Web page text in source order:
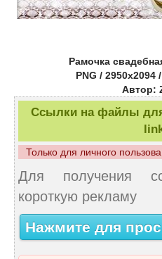
Рамочка
PNG / 2950x2094
Автор:
Ссылки на файлы для
Только для личного
Для получения
короткую рекламу
Нажмите для